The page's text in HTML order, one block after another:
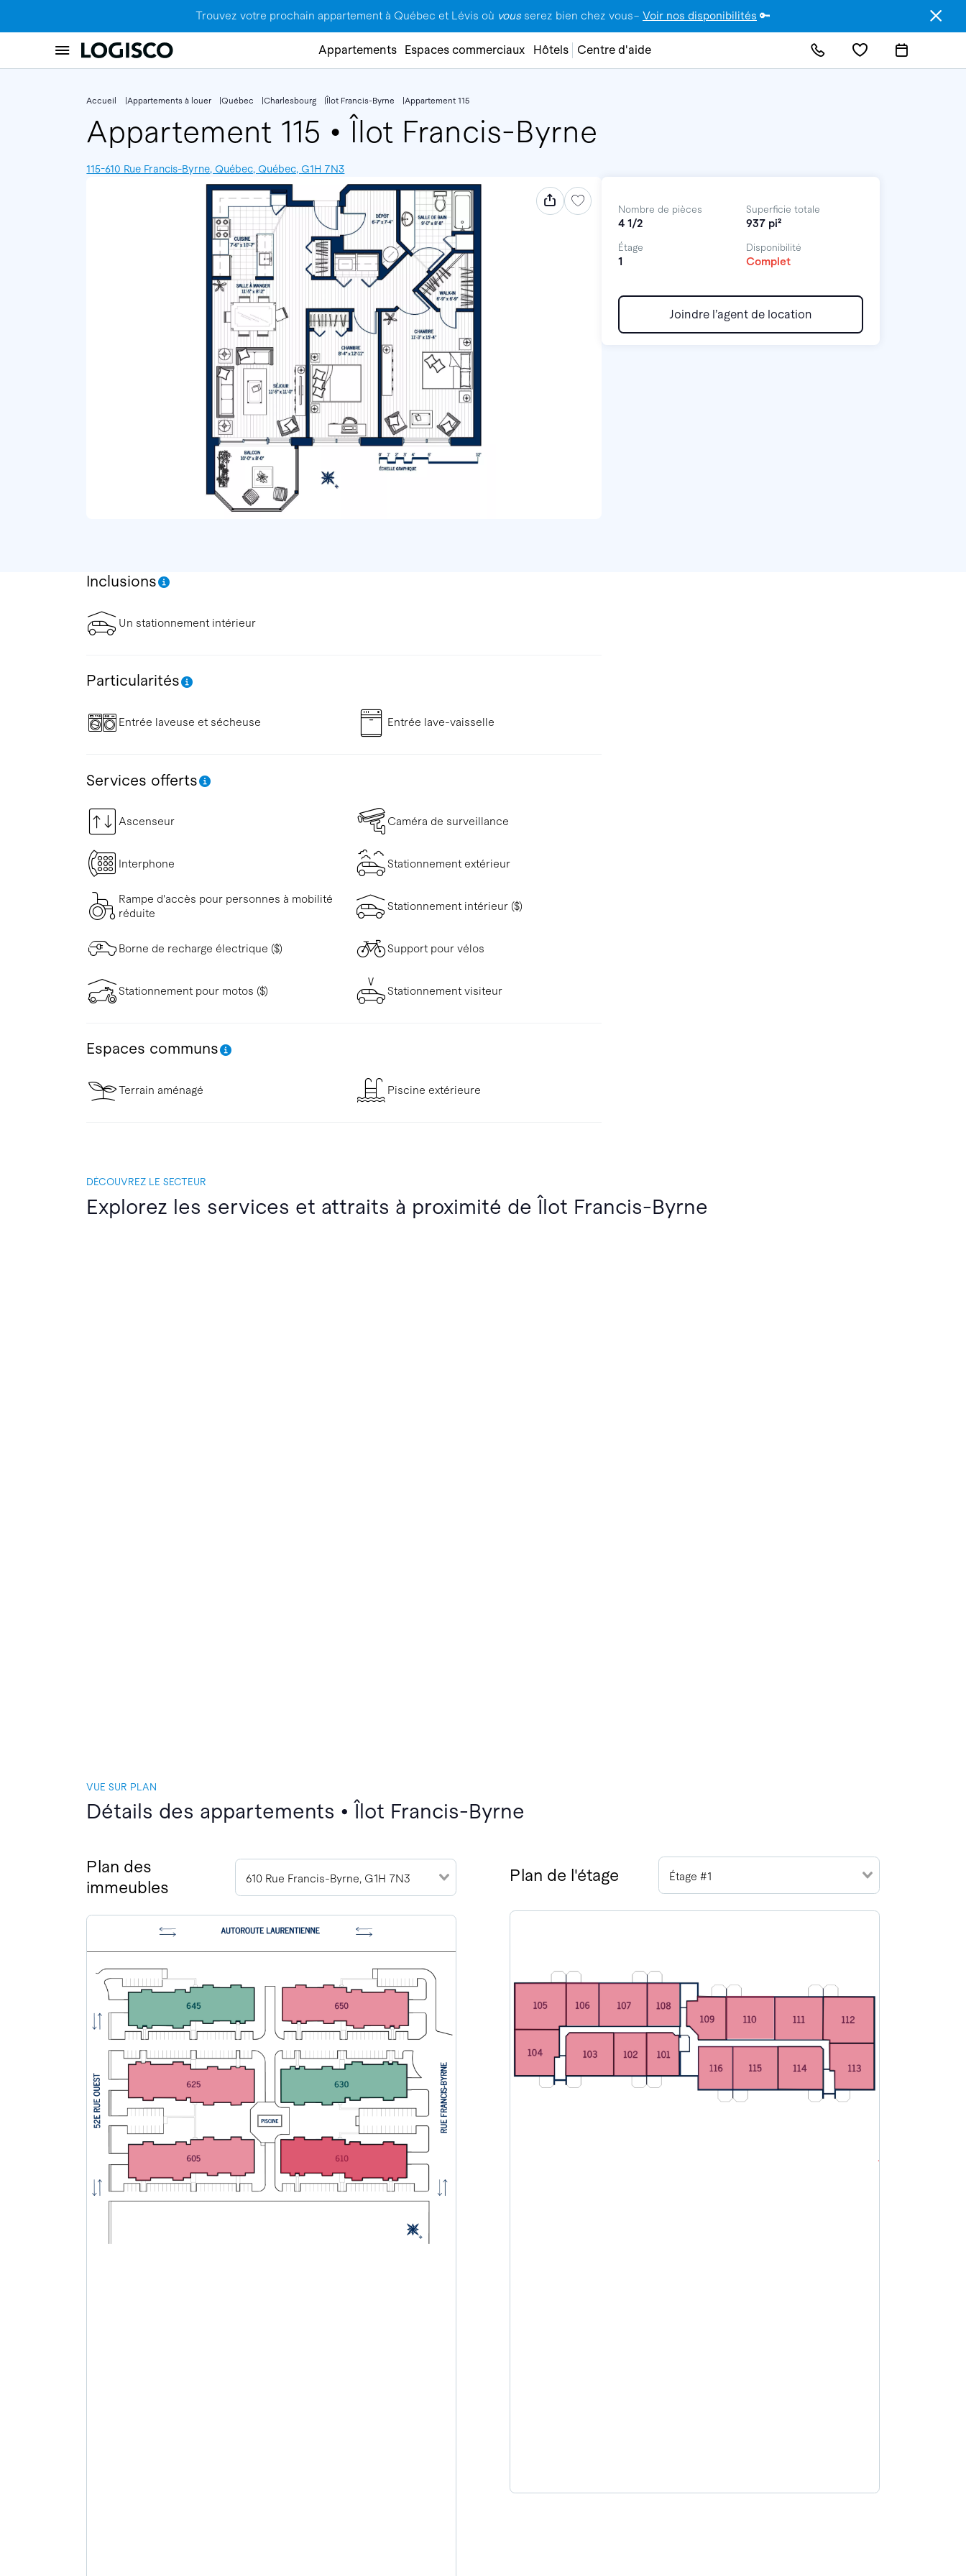
Trouvez votre prochain appartement à Québec et Lévis où vous serez bien chez vous– Voir nos disponibilités 🔑
Appartements Espaces commerciaux Hôtels Centre d'aide
Accueil Appartements à louer Québec Charlesbourg Îlot Francis-Byrne Appartement 115
Appartement 115 • Îlot Francis-Byrne
115-610 Rue Francis-Byrne, Québec, Québec, G1H 7N3
Inclusions
Un stationnement intérieur
Particularités
Entrée laveuse et sécheuse Entrée lave-vaisselle
Services offerts
Ascenseur Caméra de surveillance
Interphone Stationnement extérieur
Rampe d'accès pour personnes à mobilité
réduite
Stationnement intérieur ($)
Borne de recharge électrique ($) Support pour vélos
Stationnement pour motos ($) Stationnement visiteur
Espaces communs
Terrain aménagé Piscine extérieure
Nombre de pièces
4 1/2
Superficie totale
937 pi²
Étage
1
Disponibilité
Complet
Joindre l’agent de location
DÉCOUVREZ LE SECTEUR
Explorez les services et attraits à proximité de Îlot Francis-Byrne
VUE SUR PLAN
Détails des appartements • Îlot Francis-Byrne
Plan des
immeubles
610 Rue Francis-Byrne, G1H 7N3 Plan de l'étage Étage #1